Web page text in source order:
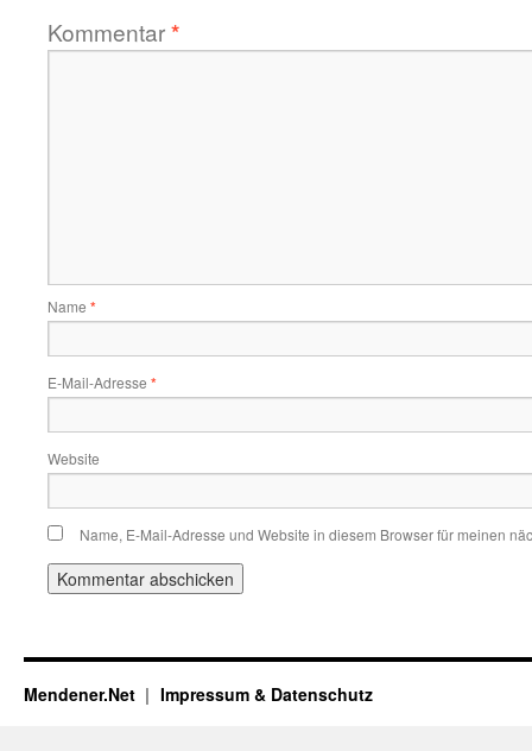
Kommentar*
Name *
E-Mail-Adresse *
Website
Name, E-Mail-Adresse und Website in diesem Browser für meinen
Mendener.Net Impressum & Datenschutz